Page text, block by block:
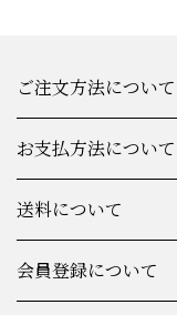
ご注文方法について
お支払方法について
送料について
会員登録について